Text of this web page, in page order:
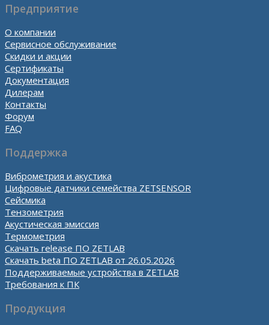
Предприятие
О компании
Сервисное обслуживание
Скидки и акции
Сертификаты
Документация
Дилерам
Контакты
Форум
FAQ
Поддержка
Виброметрия и акустика
Цифровые датчики семейства ZETSENSOR
Сейсмика
Тензометрия
Акустическая эмиссия
Термометрия
Скачать release ПО ZETLAB
Скачать beta ПО ZETLAB от 26.05.2026
Поддерживаемые устройства в ZETLAB
Требования к ПК
Продукция